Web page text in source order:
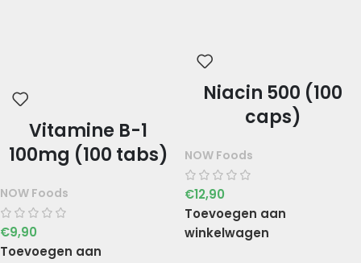
Vitamine B-1
100mg (100 tabs)
NOW Foods
€9,90
Toevoegen aan
Niacin 500 (100
caps)
NOW Foods
€12,90
Toevoegen aan
winkelwagen